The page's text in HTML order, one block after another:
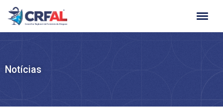
Ir
para
Notícias